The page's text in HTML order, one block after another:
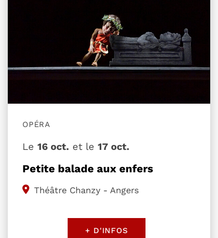
Petite balade aux enfers
OPÉRA
Le 16 oct. et le 17 oct.
Théâtre Chanzy - Angers
+ D'INFOS